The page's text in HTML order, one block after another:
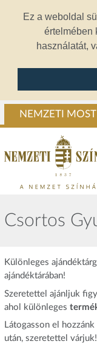
Ez a weboldal
értelmében
használatát,
NEMZETI MOST
Csortos
Különleges
ajándéktárában!
Szeretettel ajánljuk
ahol különleges
Látogasson el
után, szeretettel várjuk!